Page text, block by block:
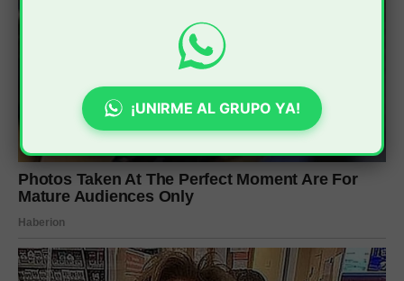
¡UNIRME AL GRUPO YA!